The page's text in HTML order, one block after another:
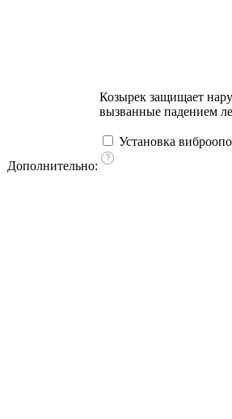
Дополнительно:
Козырек защищает
вызванные падением
Установка